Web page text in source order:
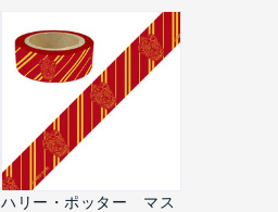
ハリー・ポッター マス